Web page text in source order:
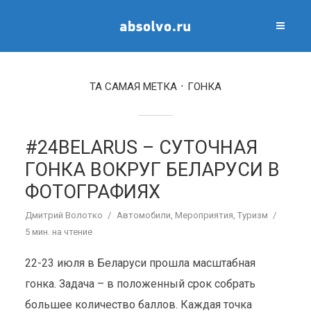
ТА САМАЯ МЕТКА ГОНКА
#24BELARUS – СУТОЧНАЯ
ГОНКА ВОКРУГ БЕЛАРУСИ В
ФОТОГРАФИЯХ
Дмитрий Волотко Автомобили, Мероприятия, Туризм
5 мин. на чтение
22-23 июля в Беларуси прошла масштабная
гонка. Задача – в положенный срок собрать
большее количество баллов. Каждая точка